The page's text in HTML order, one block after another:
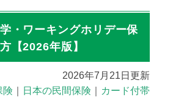
・ワーキングホリデー保
【2026年版】
2026年7月21日更新
険
日本の民間保険
カード付帯